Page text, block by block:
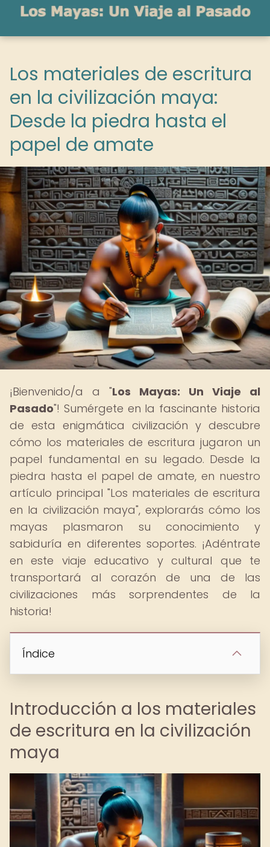
Los materiales de escritura
en la civilización maya:
Desde la piedra hasta el
papel de amate
¡Bienvenido/a a "Los Mayas: Un Viaje al
Pasado"! Sumérgete en la fascinante historia
de esta enigmática civilización y descubre
cómo los materiales de escritura jugaron un
papel fundamental en su legado. Desde la
piedra hasta el papel de amate, en nuestro
artículo principal "Los materiales de escritura
en la civilización maya", explorarás cómo los
mayas plasmaron su conocimiento y
sabiduría en diferentes soportes. ¡Adéntrate
en este viaje educativo y cultural que te
transportará al corazón de una de las
civilizaciones más sorprendentes de la
historia!
Índice
Introducción a los materiales
de escritura en la civilización
maya